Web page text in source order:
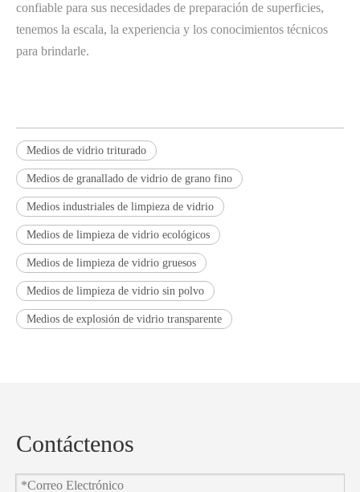
confiable para sus necesidades de preparación de superficies,
tenemos la escala, la experiencia y los conocimientos técnicos
para brindarle.
Medios de vidrio triturado
Medios de granallado de vidrio de grano fino
Medios industriales de limpieza de vidrio
Medios de limpieza de vidrio ecológicos
Medios de limpieza de vidrio gruesos
Medios de limpieza de vidrio sin polvo
Medios de explosión de vidrio transparente
Contáctenos